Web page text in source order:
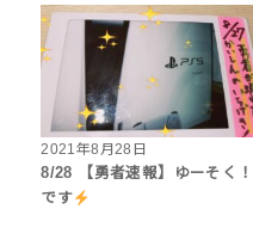
2021年8月28日
8/28 【勇者速報】ゆーそく！
です